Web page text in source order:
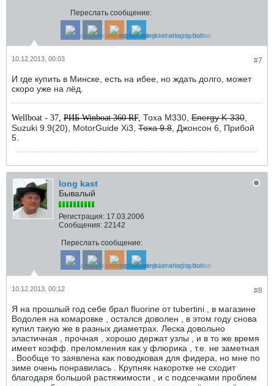
Переслать сообщение:
#7
10.12.2013, 00:03
И где купить в Минске, есть на ибее, но ждать долго, может
скоро уже на лёд.
Wellboat - 37, РИБ Winboat 360 RF, Тоха М330, Energy K-330
Suzuki 9.9(20), MotorGuide Xi3, Тоха 9.8 , Джонсон 6, Прибой
5.
long kast
Бывалый
Регистрация: 17.03.2006
Сообщения: 22142
Переслать сообщение:
#8
10.12.2013, 00:12
Я на прошлый год себе брал fluorine от tubertini , в магазине
Водолея на комаровке , остался доволен , в этом году снова
купил такую же в разных диаметрах. Леска довольно
эластичная , прочная , хорошо держат узлы , и в то же время
имеет коэфф. преломления как у флюрика , т.е. не заметная
. Вообще то заявлена как поводковая для фидера, но мне по
зиме очень понравилась . Крупняк накоротке не сходит
благодаря большой растяжимости , и с подсечками проблем